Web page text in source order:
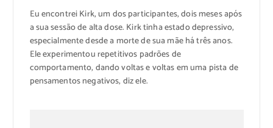
Eu encontrei Kirk, um dos participantes, dois meses após
a sua sessão de alta dose. Kirk tinha estado depressivo,
especialmente desde a morte de sua mãe há três anos.
Ele experimentou repetitivos padrões de
comportamento, dando voltas e voltas em uma pista de
pensamentos negativos, diz ele.